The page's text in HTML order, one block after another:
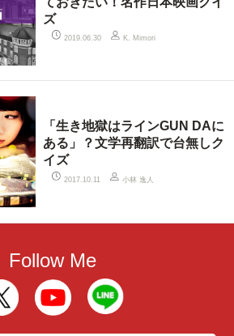
ズ
2019.06.30 K. Mimori
「生き地獄はラインGUN DAに
ある」？文学再翻訳で台無しク
イズ
2017.10.11 小林 逸人
Follow Me